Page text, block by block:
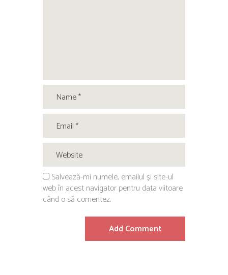
Salvează-mi numele, emailul și site-ul
web în acest navigator pentru data viitoare
când o să comentez.